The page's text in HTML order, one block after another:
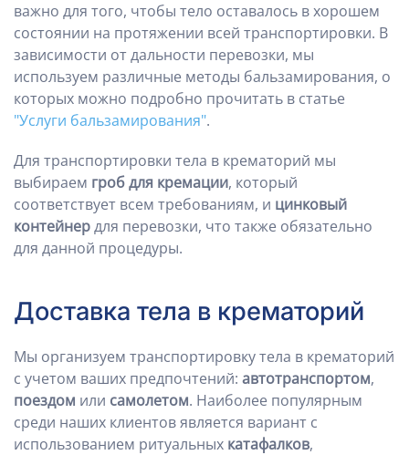
важно для того, чтобы тело оставалось в хорошем
состоянии на протяжении всей транспортировки. В
зависимости от дальности перевозки, мы
используем различные методы бальзамирования, о
которых можно подробно прочитать в статье
"Услуги бальзамирования".
Для транспортировки тела в крематорий мы
выбираем гроб для кремации, который
соответствует всем требованиям, и цинковый
контейнердля перевозки, что также обязательно
для данной процедуры.
Доставка тела в крематорий
Мы организуем транспортировку тела в крематорий
с учетом ваших предпочтений: автотранспортом,
поездом или самолетом. Наиболее популярным
среди наших клиентов является вариант с
использованием ритуальных катафалков,